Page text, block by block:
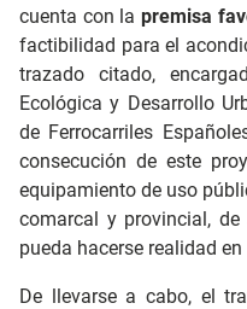
cuenta con la premisa
factibilidad para el
trazado citado,
Ecológica y Desarrollo
de Ferrocarriles
consecución de este
equipamiento de uso
comarcal y provincial,
pueda hacerse realidad
De llevarse a cabo, el